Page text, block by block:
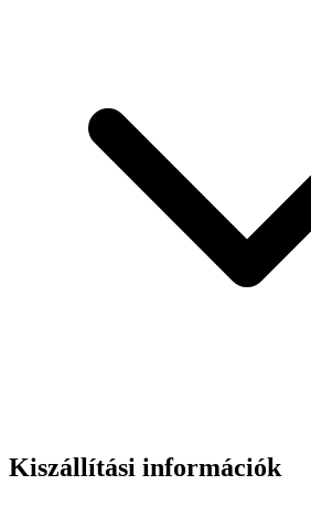
Kiszállítási információk